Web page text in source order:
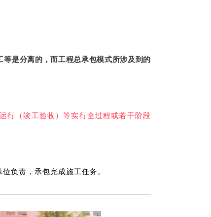
是分离的，而工程总承包模式所涉及到的
运行（竣工验收）等实行全过程或若干阶段
负责，承包完成施工任务。